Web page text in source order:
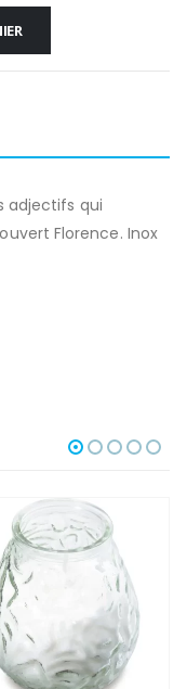
adjectifs qui
Florence. Inox